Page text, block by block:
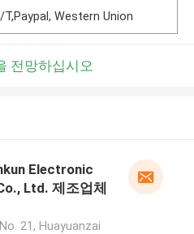
T,Paypal, Western Union
전망하십시오
Electronic
Ltd. 제조업체
21, Huayuanzai